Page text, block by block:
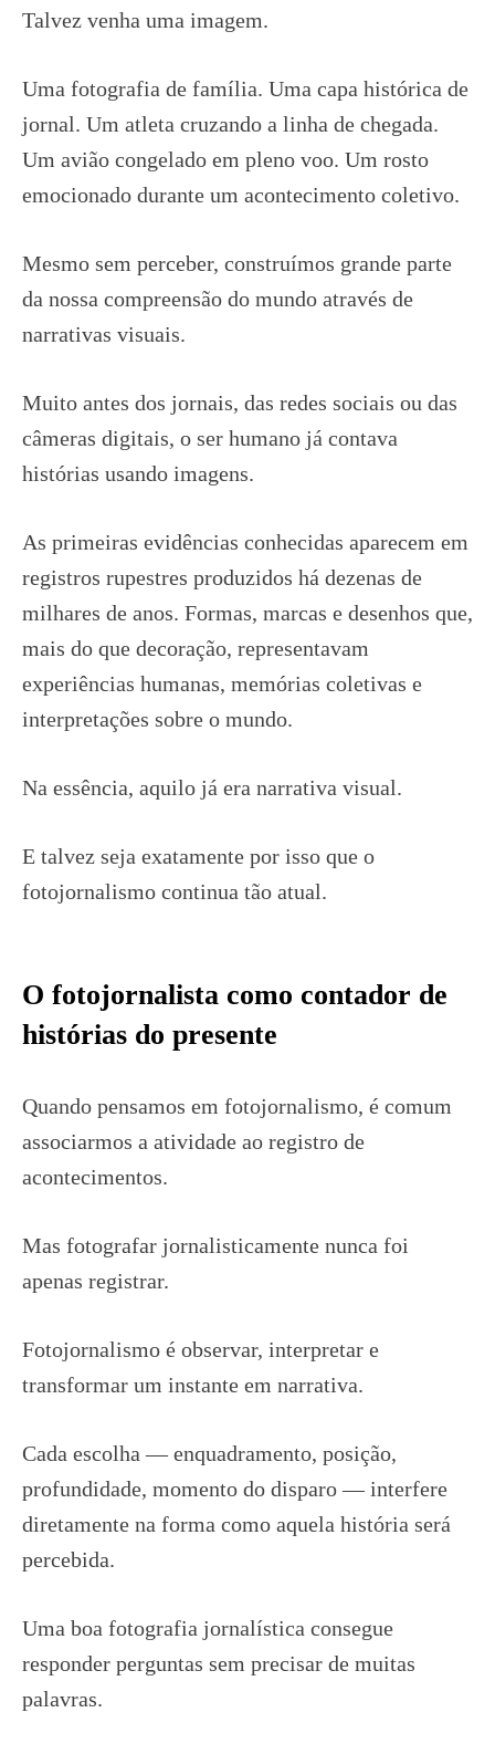
Talvez venha uma imagem.
Uma fotografia de família. Uma capa histórica de
jornal. Um atleta cruzando a linha de chegada.
Um avião congelado em pleno voo. Um rosto
emocionado durante um acontecimento coletivo.
Mesmo sem perceber, construímos grande parte
da nossa compreensão do mundo através de
narrativas visuais.
Muito antes dos jornais, das redes sociais ou das
câmeras digitais, o ser humano já contava
histórias usando imagens.
As primeiras evidências conhecidas aparecem em
registros rupestres produzidos há dezenas de
milhares de anos. Formas, marcas e desenhos que,
mais do que decoração, representavam
experiências humanas, memórias coletivas e
interpretações sobre o mundo.
Na essência, aquilo já era narrativa visual.
E talvez seja exatamente por isso que o
fotojornalismo continua tão atual.
O fotojornalista como contador de
histórias do presente
Quando pensamos em fotojornalismo, é comum
associarmos a atividade ao registro de
acontecimentos.
Mas fotografar jornalisticamente nunca foi
apenas registrar.
Fotojornalismo é observar, interpretar e
transformar um instante em narrativa.
Cada escolha — enquadramento, posição,
profundidade, momento do disparo — interfere
diretamente na forma como aquela história será
percebida.
Uma boa fotografia jornalística consegue
responder perguntas sem precisar de muitas
palavras.